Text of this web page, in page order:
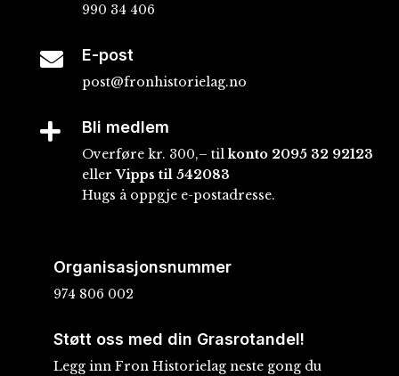
990 34 406
 E-post
post@fronhistorielag.no
 Bli medlem
Overføre kr. 300,– tilkonto 2095 32 92123
ellerVipps til 542083
Hugs å oppgje e-postadresse.
Organisasjonsnummer
974 806 002
Støtt oss med din Grasrotandel!
Legg inn Fron Historielag neste gong du